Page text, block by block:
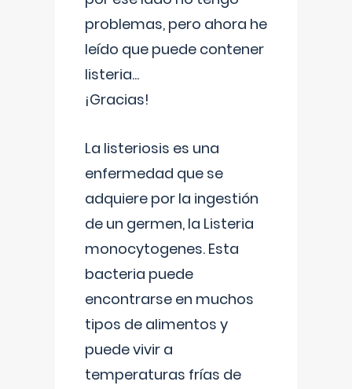
problemas, pero ahora he
leído que puede contener
listeria...
¡Gracias!
La listeriosis es una
enfermedad que se
adquiere por la ingestión
de un germen, la Listeria
monocytogenes. Esta
bacteria puede
encontrarse en muchos
tipos de alimentos y
puede vivir a
temperaturas frías de